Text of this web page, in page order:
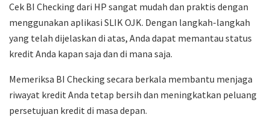
Cek BI Checking dari HP sangat mudah dan praktis dengan
menggunakan aplikasi SLIK OJK. Dengan langkah-langkah
yang telah dijelaskan di atas, Anda dapat memantau status
kredit Anda kapan saja dan di mana saja.
Memeriksa BI Checking secara berkala membantu menjaga
riwayat kredit Anda tetap bersih dan meningkatkan peluang
persetujuan kredit di masa depan.